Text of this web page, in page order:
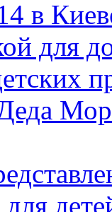
в
для